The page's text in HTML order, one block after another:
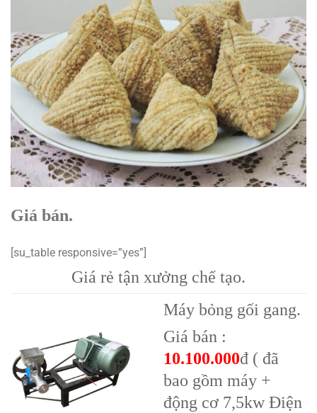
Giá bán.
[su_table responsive=”yes”]
Giá rẻ tận xưởng chế tạo.
Máy bỏng gối gang.
Giá bán :
10.100.000đ ( đã
bao gồm máy +
động cơ 7,5kw Điện